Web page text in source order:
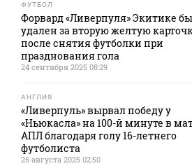
ФУТБОЛ
Форвард «Ливерпуля» Экитике
удален за вторую желтую
после снятия футболки при
празднования гола
24 сентября 2025 08:29
АНГЛИЯ
«Ливерпуль» вырвал победу у
«Ньюкасла» на 100-й минуте в
АПЛ благодаря голу 16-летнего
футболиста
26 августа 2025 02:50